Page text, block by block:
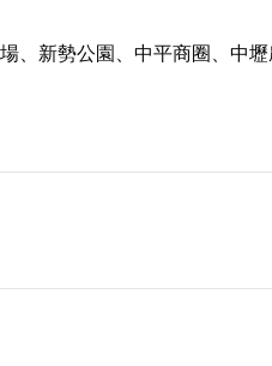
、新勢公園、中平商圈、中